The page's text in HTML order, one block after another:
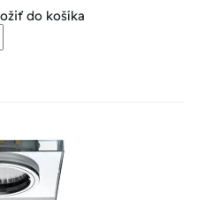
do košíka